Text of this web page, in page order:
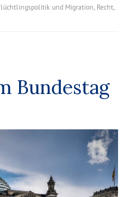
und Migration Recht
Bundestag